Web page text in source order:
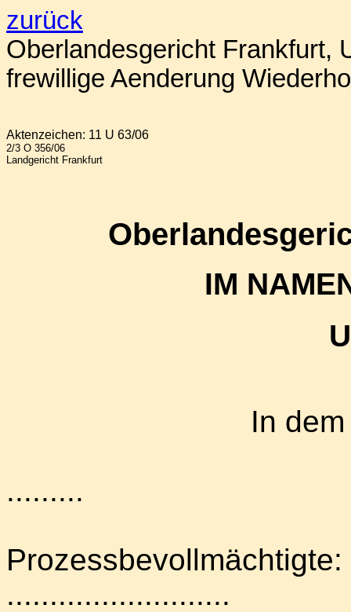
zurück
Oberlandesgericht Frankfurt,
frewillige Aenderung
Aktenzeichen: 11 U 63/06
2/3 O 356/06
Landgericht Frankfurt
IM
In
.........
..........................